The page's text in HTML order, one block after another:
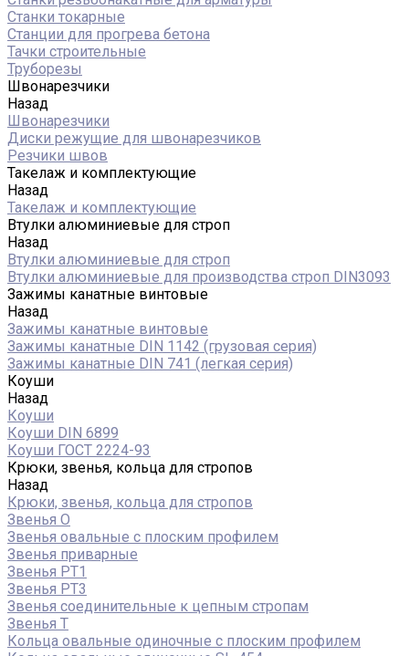
Станки токарные
Станции для прогрева бетона
Тачки строительные
Труборезы
Швонарезчики
Назад
Швонарезчики
Диски режущие для швонарезчиков
Резчики швов
Такелаж и комплектующие
Назад
Такелаж и комплектующие
Втулки алюминиевые для строп
Назад
Втулки алюминиевые для строп
Втулки алюминиевые для производства строп DIN3093
Зажимы канатные винтовые
Назад
Зажимы канатные винтовые
Зажимы канатные DIN 1142 (грузовая серия)
Зажимы канатные DIN 741 (легкая серия)
Коуши
Назад
Коуши
Коуши DIN 6899
Коуши ГОСТ 2224-93
Крюки, звенья, кольца для стропов
Назад
Крюки, звенья, кольца для стропов
Звенья О
Звенья овальные с плоским профилем
Звенья приварные
Звенья РТ1
Звенья РТ3
Звенья соединительные к цепным стропам
Звенья Т
Кольца овальные одиночные c плоским профилем